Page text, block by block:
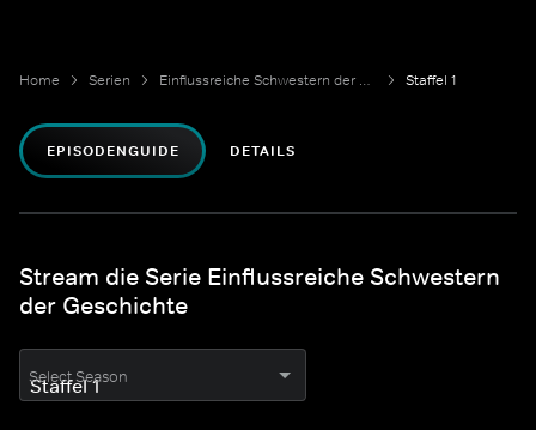
Home Serien Einflussreiche Schwestern der Geschichte Staffel 1
EPISODENGUIDE DETAILS
Stream die Serie Einflussreiche Schwestern
der Geschichte
Select Season